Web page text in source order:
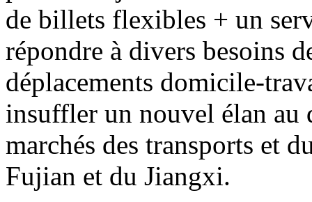
de billets flexibles + un
répondre à divers besoins
déplacements domicile-
insuffler un nouvel élan au
marchés des transports et
Fujian et du Jiangxi.